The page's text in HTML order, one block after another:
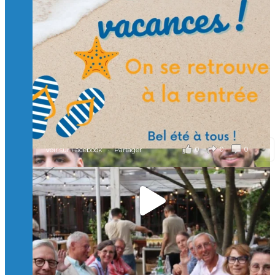
et contribuons ensemble à former les générations
d’ingénieurs de demain. 🙏
Merci à tous !
🎯 Taxe d’apprentissage 2026 : avec l'Isep, investissez pour
un numérique au service de l'humain !
À l’Isep, nous formons des ingénieurs, des bachelors, des
Mastères Spécialisés, qui allient excellence technologique et
valeurs humaines, au cœur de notre pro
...Voir plus
il y a 2 mois
0 0 0
Voir sur Facebook · Partager
🚀Afterwork à Genève 🚀
🥳 Le 22 avril dernier, 14 Alumni vivant / travaillant
en Suisse ont partagé un moment convivial de
retrouvailles et d'échanges !
Merci à tous pour votre présence et à Alexandre